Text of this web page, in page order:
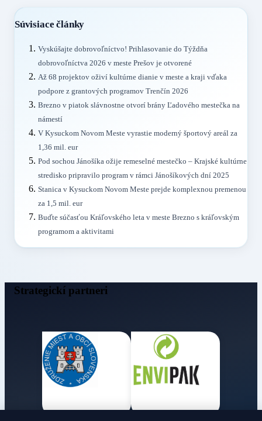
Súvisiace články
Vyskúšajte dobrovoľníctvo! Prihlasovanie do Týždňa
dobrovoľníctva 2026 v meste Prešov je otvorené
Až 68 projektov oživí kultúrne dianie v meste a kraji vďaka
podpore z grantových programov Trenčín 2026
Brezno v piatok slávnostne otvorí brány Ľadového mestečka na
námestí
V Kysuckom Novom Meste vyrastie moderný športový areál za
1,36 mil. eur
Pod sochou Jánošíka ožije remeselné mestečko – Krajské kultúrne
stredisko pripravilo program v rámci Jánošíkových dní 2025
Stanica v Kysuckom Novom Meste prejde komplexnou premenou
za 1,5 mil. eur
Buďte súčasťou Kráľovského leta v meste Brezno s kráľovským
programom a aktivitami
Strategickí partneri